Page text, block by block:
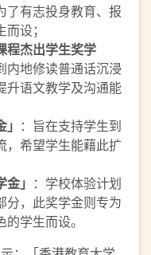
了有志投身教育、报
设；
程杰出学生奖学
内地修读普通话沉浸
升语文教学及沟通能
：旨在支持学生到
，希望学生能藉此扩
」 ：学校体验计划
分，此奖学金则专为
学生而设。